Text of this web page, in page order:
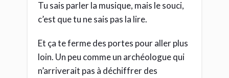
Tu sais parler la musique, mais le souci,
c’est que tu ne sais pas la lire.
Et ça te ferme des portes pour aller plus
loin. Un peu comme un archéologue qui
n’arriverait pas à déchiffrer des